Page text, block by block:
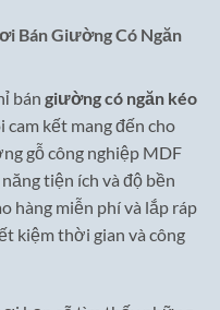
Bán Giường Có Ngăn
bán giường có ngăn kéo
cam kết mang đến cho
gỗ công nghiệp MDF
tiện ích và độ bền
hàng miễn phí và lắp ráp
kiệm thời gian và công